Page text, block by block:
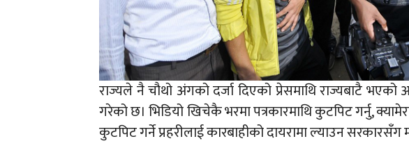
राज्यले नै चौथो अंगको दर्जा दिएको प्रेसमाथि राज्यबाटै
गरेको छ। भिडियो खिचेकै भरमा पत्रकारमाथि कुटपिट गर्नु,
कुटपिट गर्ने प्रहरीलाई कारबाहीको दायरामा ल्याउन